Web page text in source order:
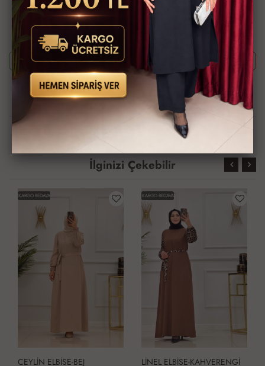
Bu ürünün siparişini sizin yerinize Müşteri Hizmetleri veya WhatsApp
ekibimizin oluşturmasını isterseniz yukarıda yazan Ürün Kodu'nu
aşağıdaki butonlara tıkladıktan sonra ekibimizle görüştüğünüzde
paylaşabilirsiniz.
Whatsapp ile Sipariş
Telefon ile Sipariş
Güvenli Alışveriş İmkanı
Hızlı Kargo İmkanı
Kredi Kartına Taksit
İmkanı Kapıda Ödeme İmkanı
İlginizi Çekebilir
KARGO BEDAVA
CEYLİN ELBİSE-BEJ
KARGO BEDAVA
LİNEL ELBİSE-KAHVERENGİ